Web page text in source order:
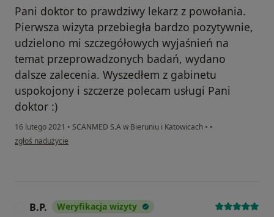
Pani doktor to prawdziwy lekarz z powołania.
Pierwsza wizyta przebiegła bardzo pozytywnie,
udzielono mi szczegółowych wyjaśnień na
temat przeprowadzonych badań, wydano
dalsze zalecenia. Wyszedłem z gabinetu
uspokojony i szczerze polecam usługi Pani
doktor :)
16 lutego 2021 • SCANMED S.A w Bieruniu i Katowicach • •
w opinii użytkownika Pacjent0
zgłoś nadużycie
B.P. Weryfikacja wizyty